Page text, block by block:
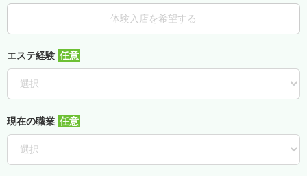
体験入店を希望する
エステ経験
現在の職業